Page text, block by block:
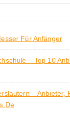
Für Anfänger
– Top 10
– Anbieter,